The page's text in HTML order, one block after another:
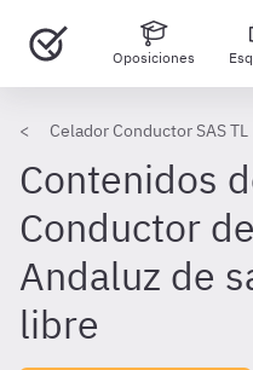
Oposiciones
Celador Conductor SAS TL
Contenidos
Conductor
Andaluz de
libre